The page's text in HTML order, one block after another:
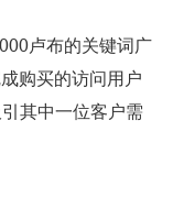
卢布的关键词广
购买的访问用户
其中一位客户需